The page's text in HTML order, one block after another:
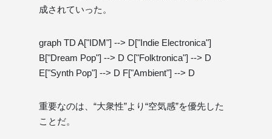
成されていった。
graph TD A["IDM"] --> D["Indie Electronica"]
B["Dream Pop"] --> D C["Folktronica"] --> D
E["Synth Pop"] --> D F["Ambient"] --> D
重要なのは、“大衆性”より“空気感”を優先した
ことだ。